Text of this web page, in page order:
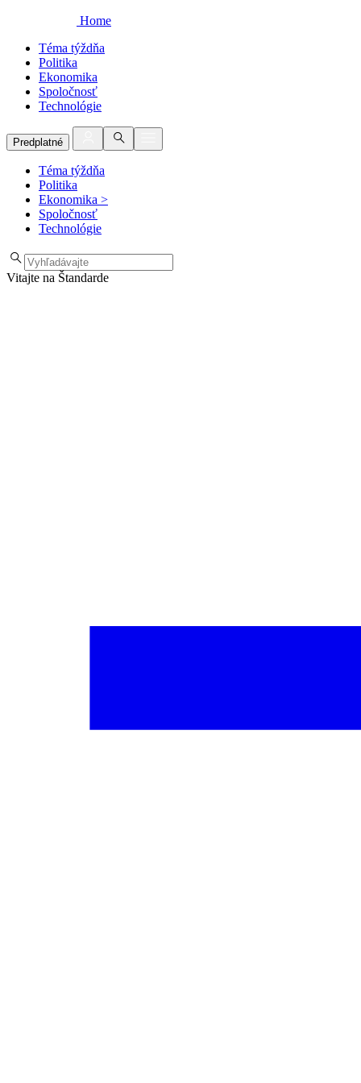
Home
Téma týždňa
Politika
Ekonomika
Spoločnosť
Technológie
Predplatné
Téma týždňa
Politika
Ekonomika >
Spoločnosť
Technológie
Vitajte na Štandarde